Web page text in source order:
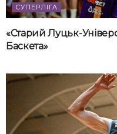
СУПЕРЛІГА
«Старий Луцьк-
Баскета»